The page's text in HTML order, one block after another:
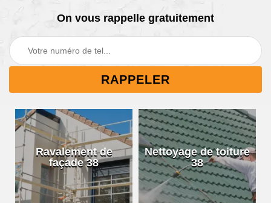
On vous rappelle gratuitement
Ravalement de
façade 38
Nettoyage de toiture
38